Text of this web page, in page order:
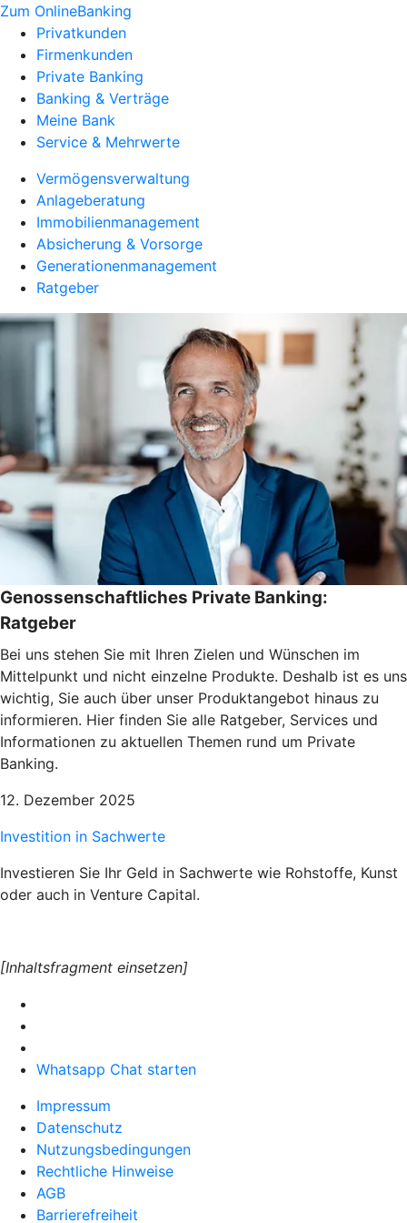
Zum OnlineBanking
Privatkunden
Firmenkunden
Private Banking
Banking & Verträge
Meine Bank
Service & Mehrwerte
Vermögensverwaltung
Anlageberatung
Immobilienmanagement
Absicherung & Vorsorge
Generationenmanagement
Ratgeber
Genossenschaftliches Private Banking:
Ratgeber
Bei uns stehen Sie mit Ihren Zielen und Wünschen im
Mittelpunkt und nicht einzelne Produkte. Deshalb ist es uns
wichtig, Sie auch über unser Produktangebot hinaus zu
informieren. Hier finden Sie alle Ratgeber, Services und
Informationen zu aktuellen Themen rund um Private
Banking.
12. Dezember 2025
Investition in Sachwerte
Investieren Sie Ihr Geld in Sachwerte wie Rohstoffe, Kunst
oder auch in Venture Capital.
[Inhaltsfragment einsetzen]
Whatsapp Chat starten
Impressum
Datenschutz
Nutzungsbedingungen
Rechtliche Hinweise
AGB
Barrierefreiheit